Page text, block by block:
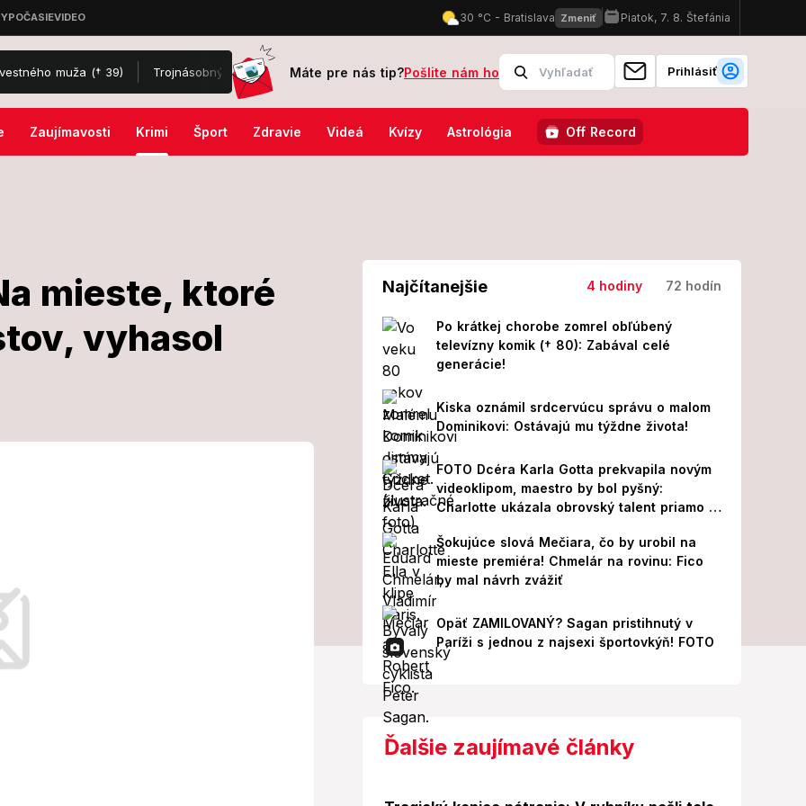
(† 39) Trojnásobný otec veril, že ho na dovolenke poštípal hmyz: Zdrvujúca pravda, bojuje s krutou diagnózou! Štvrtý blok
Máte pre nás tip?Pošlite nám ho Prihlásiť
Zaujímavosti Krimi Šport Zdravie Videá Kvízy Astrológia Off Record
mieste, ktoré
vyhasol
Na
zástupy
Najčítanejšie 4 hodiny 72 hodín
Po krátkej chorobe zomrel obľúbený
televízny komik († 80): Zabával celé
generácie!
Kiska oznámil srdcervúcu správu o malom
Dominikovi: Ostávajú mu týždne života!
FOTO Dcéra Karla Gotta prekvapila novým
videoklipom, maestro by bol pyšný:
Charlotte ukázala obrovský talent priamo v
Šokujúce slová Mečiara, čo by urobil na
mieste premiéra! Chmelár na rovinu: Fico
by mal návrh zvážiť
Opäť ZAMILOVANÝ? Sagan pristihnutý v
Paríži s jednou z najsexi športovkýň! FOTO
Ďalšie zaujímavé články